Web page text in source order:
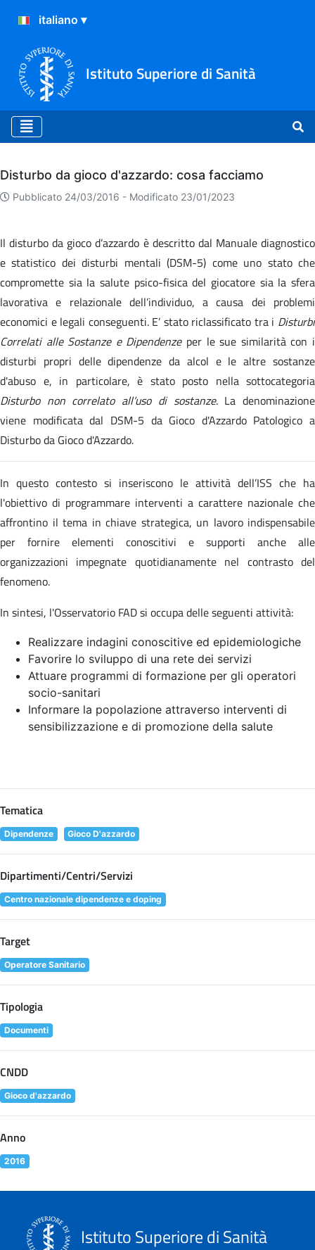
Istituto Superiore di Sanità
Archivio
Disturbo da gioco d'azzardo: cosa facciamo
Pubblicato 24/03/2016 - Modificato 23/01/2023
Il disturbo da gioco d’azzardo è descritto dal Manuale diagnostico
e statistico dei disturbi mentali (DSM-5) come uno stato che
compromette sia la salute psico-fisica del giocatore sia la sfera
lavorativa e relazionale dell’individuo, a causa dei problemi
economici e legali conseguenti. E’ stato riclassificato tra i Disturbi
Correlati alle Sostanze e Dipendenzeper le sue similarità con i
disturbi propri delle dipendenze da alcol e le altre sostanze
d'abuso e, in particolare, è stato posto nella sottocategoria
Disturbo non correlato all’uso di sostanze. La denominazione
viene modificata dal DSM-5 da Gioco d'Azzardo Patologico a
Disturbo da Gioco d'Azzardo.
In questo contesto si inseriscono le attività dell’ISS che ha
l'obiettivo di programmare interventi a carattere nazionale che
affrontino il tema in chiave strategica, un lavoro indispensabile
per fornire elementi conoscitivi e supporti anche alle
organizzazioni impegnate quotidianamente nel contrasto del
fenomeno.
In sintesi, l'Osservatorio FAD si occupa delle seguenti attività:
Realizzare indagini conoscitive ed epidemiologiche
Favorire lo sviluppo di una rete dei servizi
Attuare programmi di formazione per gli operatori
socio-sanitari
Informare la popolazione attraverso interventi di
sensibilizzazione e di promozione della salute
Tematica
Dipendenze Gioco D'azzardo
Dipartimenti/Centri/Servizi
Centro nazionale dipendenze e doping
Target
Operatore Sanitario
Tipologia
Documenti
CNDD
Gioco d'azzardo
Anno
2016
Istituto Superiore di Sanità